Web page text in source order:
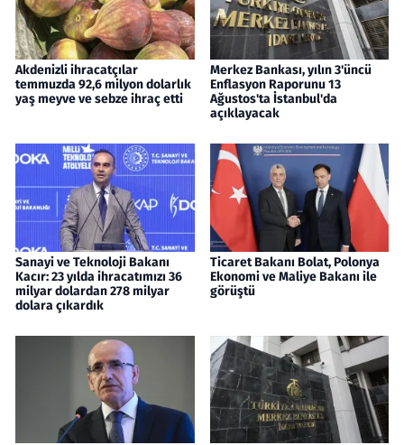
Akdenizli ihracatçılar
temmuzda 92,6 milyon dolarlık
yaş meyve ve sebze ihraç etti
Merkez Bankası, yılın 3'üncü
Enflasyon Raporunu 13
Ağustos'ta İstanbul'da
açıklayacak
Sanayi ve Teknoloji Bakanı
Kacır: 23 yılda ihracatımızı 36
milyar dolardan 278 milyar
dolara çıkardık
Ticaret Bakanı Bolat, Polonya
Ekonomi ve Maliye Bakanı ile
görüştü